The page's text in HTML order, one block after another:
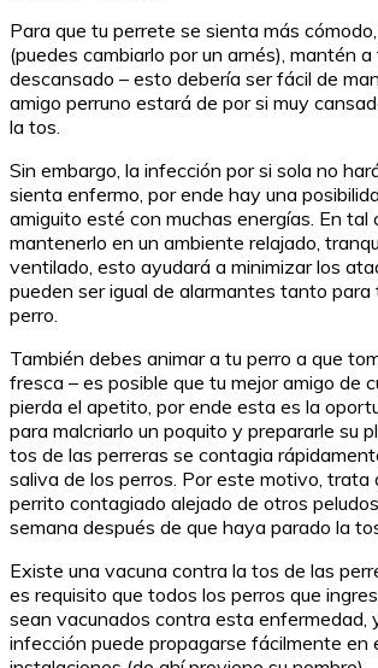
Para que tu perrete se sienta más
(puedes cambiarlo por un arnés), mantén
descansado – esto debería ser fácil de
amigo perruno estará de por si muy
la tos.
Sin embargo, la infección por si sola no
sienta enfermo, por ende hay una
amiguito esté con muchas energías. En tal
mantenerlo en un ambiente relajado,
ventilado, esto ayudará a minimizar los
pueden ser igual de alarmantes tanto para
perro.
También debes animar a tu perro a que
fresca – es posible que tu mejor amigo de
pierda el apetito, por ende esta es la
para malcriarlo un poquito y prepararle su
tos de las perreras se contagia
saliva de los perros. Por este motivo, trata
perrito contagiado alejado de otros
semana después de que haya parado la
Existe una vacuna contra la tos de las
es requisito que todos los perros que
sean vacunados contra esta enfermedad,
infección puede propagarse fácilmente en